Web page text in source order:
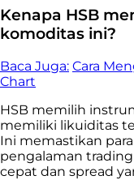
Kenapa HSB
komoditas ini?
Baca Juga: Cara
Chart
HSB memilih
memiliki likuiditas
Ini memastikan
pengalaman
cepat dan spread